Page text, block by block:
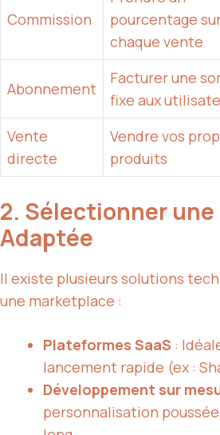
Commission
pourcentage
chaque vente
Abonnement
Facturer une
fixe aux
Vente
directe
Vendre vos
produits
2. Sélectionner
Adaptée
Il existe plusieurs solutions
une marketplace :
Plateformes SaaS :
lancement rapide (ex :
Développement sur
personnalisation